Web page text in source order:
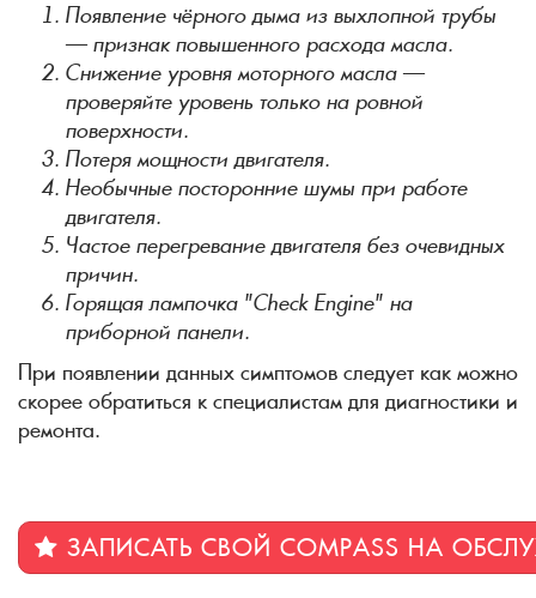
Появление чёрного дыма из выхлопной трубы
— признак повышенного расхода масла.
Снижение уровня моторного масла —
проверяйте уровень только на ровной
поверхности.
Потеря мощности двигателя.
Необычные посторонние шумы при работе
двигателя.
Частое перегревание двигателя без очевидных
причин.
Горящая лампочка "Check Engine" на
приборной панели.
При появлении данных симптомов следует как можно
скорее обратиться к специалистам для диагностики и
ремонта.
ЗАПИСАТЬ СВОЙ COMPASS НА